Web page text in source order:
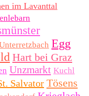
im Lavanttal
Egg
Hart bei Graz
Unzmarkt Kuchl
Salvator Tösens